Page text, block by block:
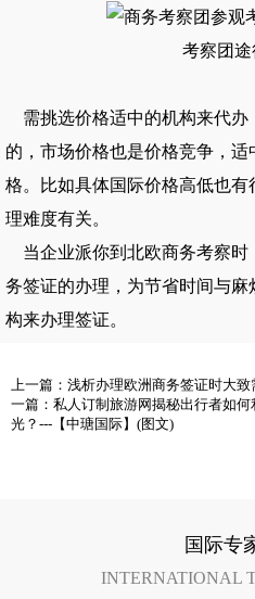
考察团
需挑选价格适中的机构来代办
的，市场价格也是价格竞争，
格。比如具体国际价格高低也
理难度有关。
当企业派你到 北欧商务考察时
务签证的办理，为节省时间与
构来办理签证。
上一篇： 浅析办理欧洲商务签证时大致
一篇： 私人订制旅游网揭秘出行者如
光？---【中瑭国际】(图文)
国际专
INTERNATIONAL